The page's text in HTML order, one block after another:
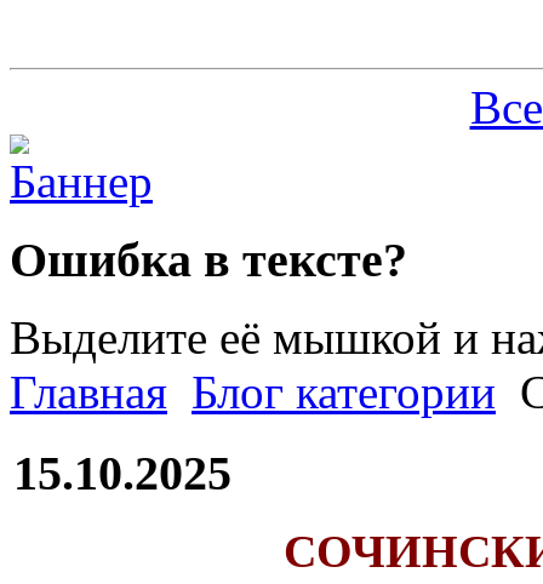
Ошибка в тексте?
Выделите её мышкой и
Главная Блог категории
15.10.2025